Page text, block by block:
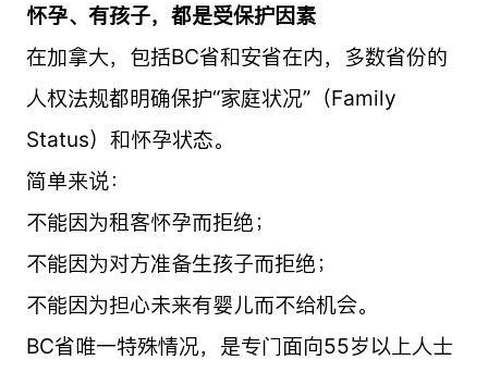
怀孕、有孩子，都是受保护因素
在加拿大，包括BC省和安省在内，多数省份的
人权法规都明确保护“家庭状况”（Family
Status）和怀孕状态。
简单来说：
不能因为租客怀孕而拒绝；
不能因为对方准备生孩子而拒绝；
不能因为担心未来有婴儿而不给机会。
BC省唯一特殊情况，是专门面向55岁以上人士